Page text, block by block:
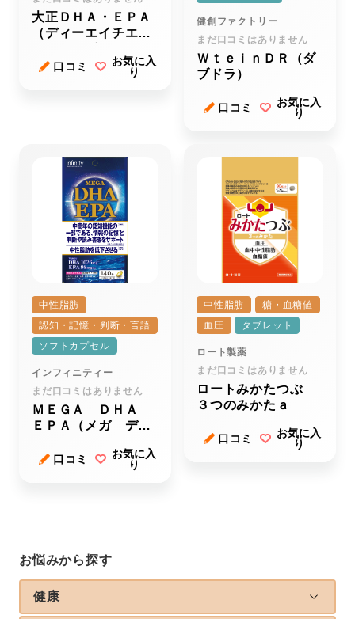
お悩みから探す
健康
大正ＤＨＡ・ＥＰＡ
（ディーエイチエ
ｒ
口コミ
お気に入
り
健創ファクトリー
まだ口コミはありません
ＷｔｅｉｎＤＲ（ダ
ブドラ）
口コミ
お気に入
り
中性脂肪
認知・記憶・判断・言語
ソフトカプセル
インフィニティー
まだ口コミはありません
ＭＥＧＡ ＤＨＡ
ＥＰＡ（メガ ディ
ピーエー）
口コミ
お気に入
り
中性脂肪
糖・血糖値
血圧
タブレット
ロート製薬
まだ口コミはありません
ロートみかたつぶ
３つのみかたａ
口コミ
お気に入
り